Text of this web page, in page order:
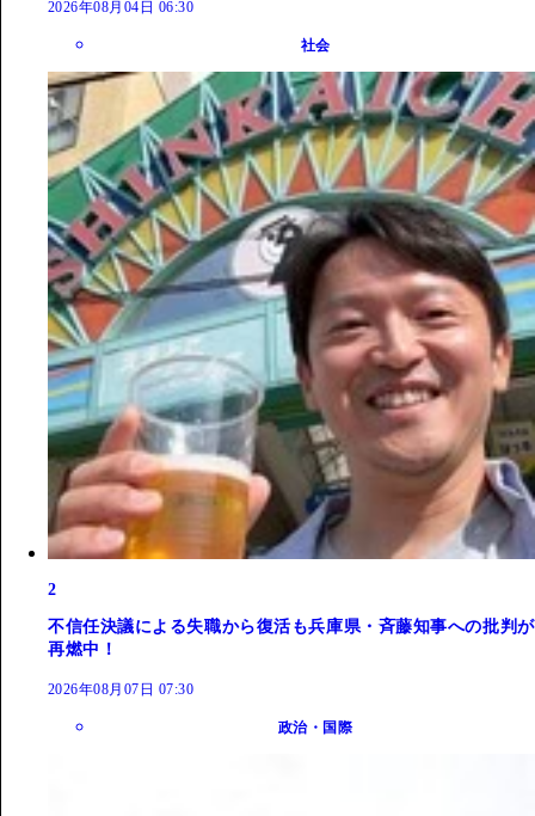
2026年08月04日 06:30
社会
2
不信任決議による失職から復活も兵庫県・斉藤知事への批判が
再燃中！
2026年08月07日 07:30
政治・国際